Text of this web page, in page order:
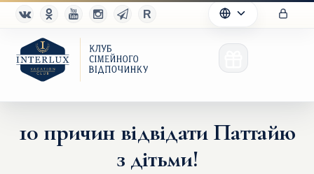
10 причин відвідати Паттайю
з дітьми!